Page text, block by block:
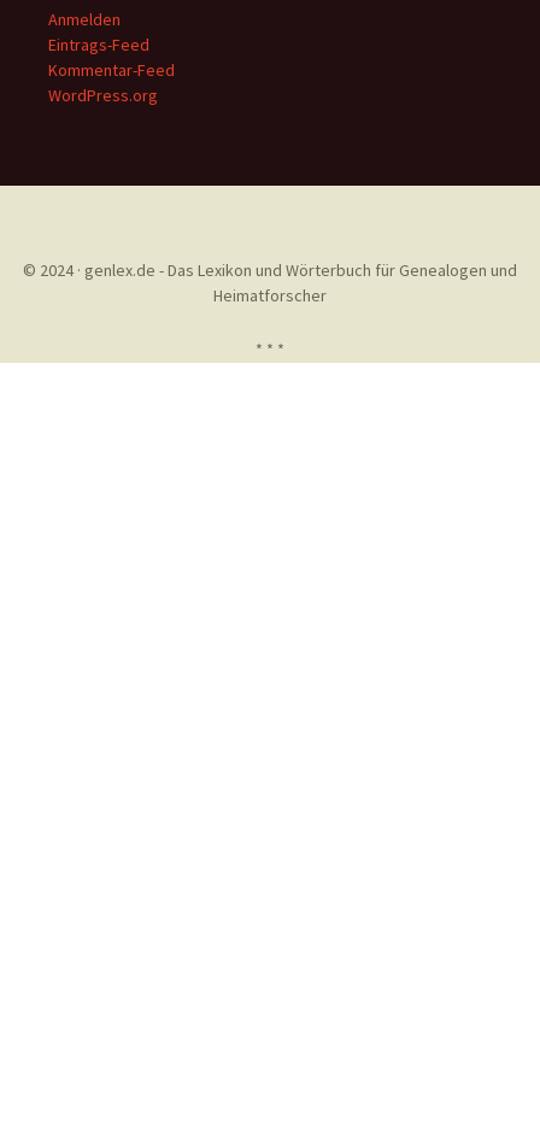
Anmelden
Eintrags-Feed
Kommentar-Feed
WordPress.org
© 2024 · genlex.de - Das Lexikon und Wörterbuch für Genealogen und
Heimatforscher
* * *